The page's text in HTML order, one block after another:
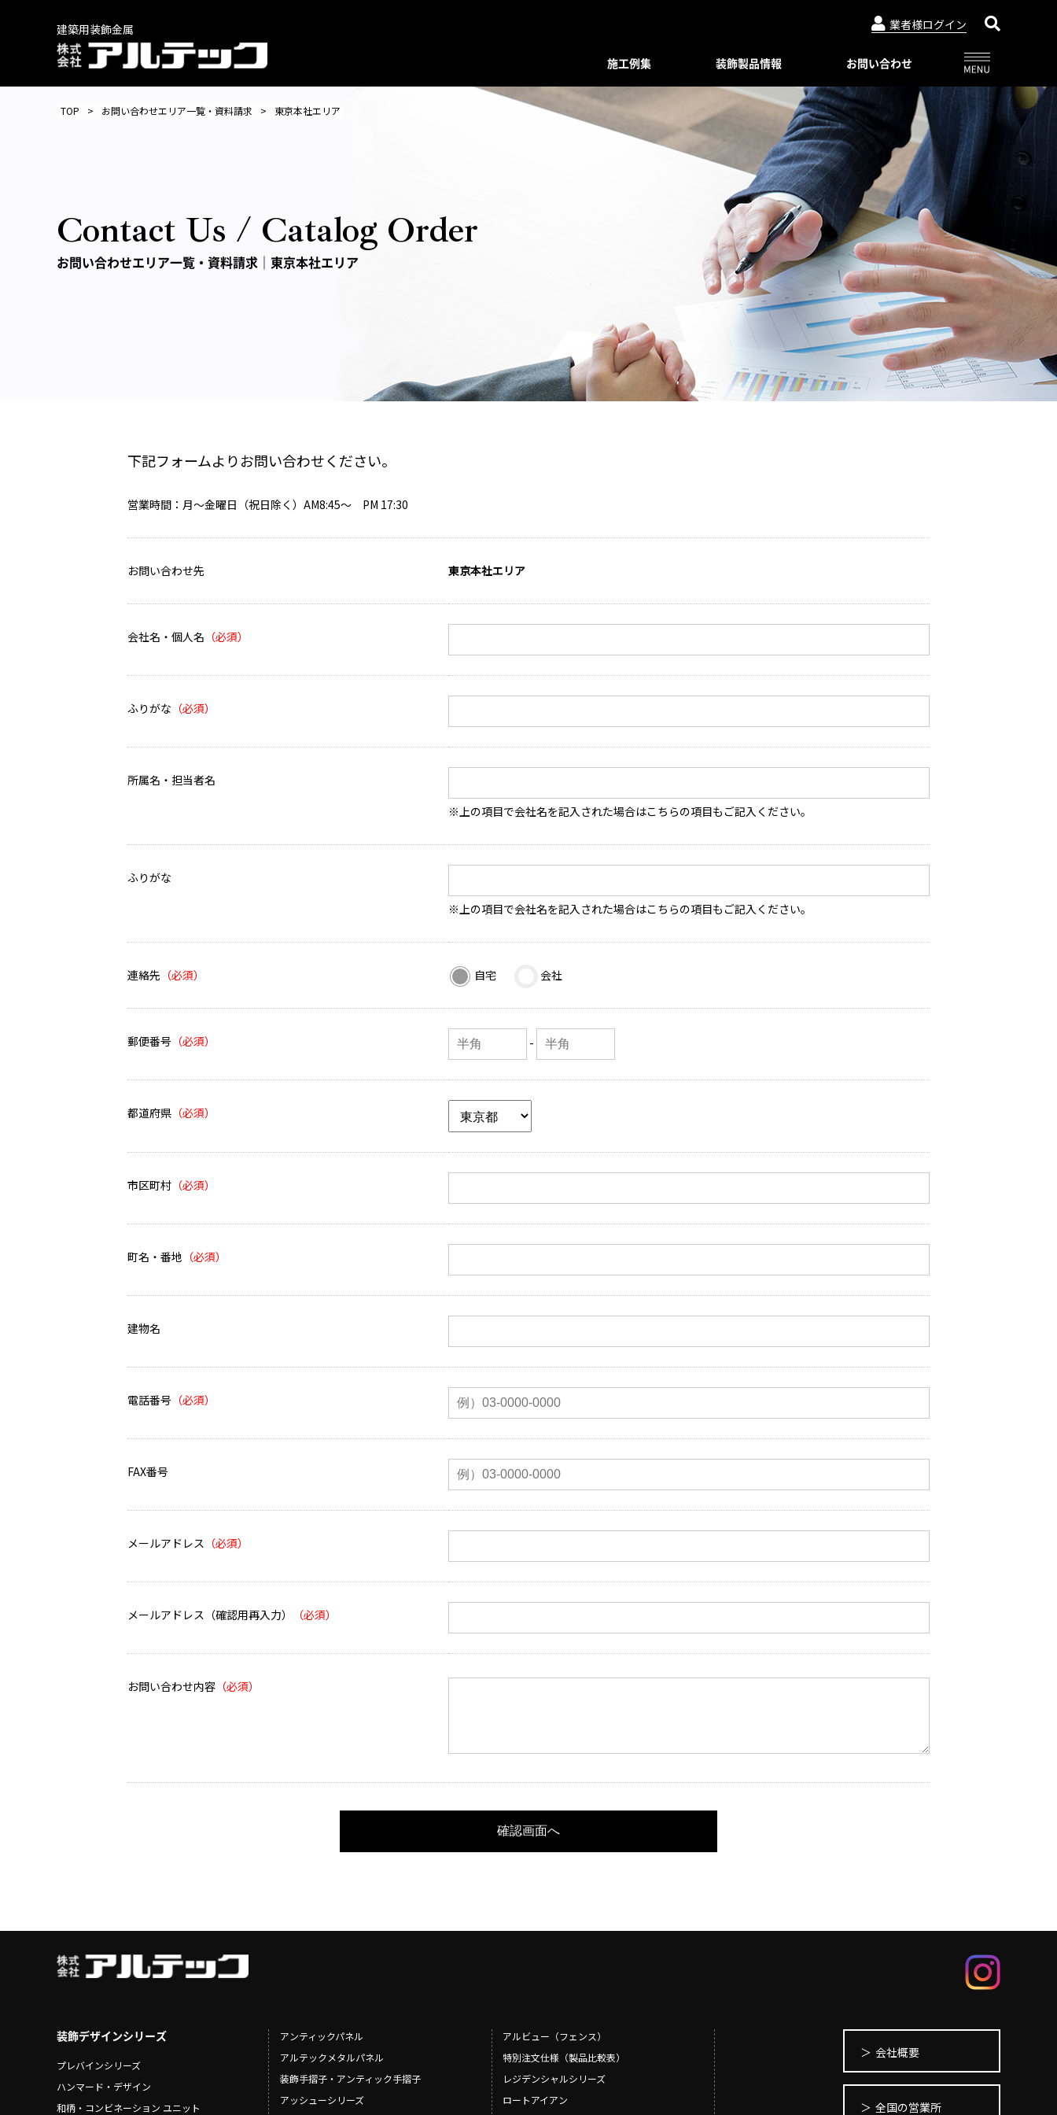
建築用装飾金属 業者様ログイン
施工例集
階段手摺
プレバインシリーズ
ハンマード・デザイン
和柄・コンビネーション ユニット
ホーリーユニットタイプ
和モダンタイプ
アンティックパネル
アルテックメタルパネル
装飾手摺子・アンティック手摺子
アッシューシリーズ
花台シリーズ
T-80・T-85手摺子シリーズ
スライディングゲートL・オートスライ
装飾製品情報
装飾デザインシリーズ
プレバインシリーズ
装飾手摺子・アンティック手摺子
アッシューシリーズ
花台シリーズ
T-80・T-85手摺子シリーズ
アルビュー（フェンス）
特別注文仕様（製品比較表）
レジデンシャルシリーズ
ロートアイアン
スライディングゲートL/オートスライ
ディングゲート L
オートゲートシステム
標準色・色見本
アルテック製品の安全で正しい使い方
お問い合わせ
03-3764-5811 メールでのお問合せ
06-6644-6421 メールでのお問合せ
092-482-8435 メールでのお問合せ
03-3764-5811 メールでのお問合せ
03-3764-5811 メールでのお問合せ
ニュースリリース
会社概要
WEBカタログ一覧
著作権・特許について
プライバシーポリシー
Online shop
アルドレックス
Online shop
アルフェーズ
Aluteck-TOSO
アルテック塗装
TOP お問い合わせエリア一覧・ 資料請求 東京本社エリア
Contact Us / Catalog Order
お問い合わせエリア一覧・ 資料請求｜東京本社エリア
下記フォームよりお問い合わせください。
営業時間：月～金曜日（祝日除く）AM8:45～ PM 17:30
お問い合わせ先 東京本社エリア
会社名・個人名
ふりがな
所属名・担当者名
※上の項目で会社名を記入された場合はこちらの項目もご記入ください。
ふりがな
※上の項目で会社名を記入された場合はこちらの項目もご記入ください。
連絡先 自宅 会社
郵便番号 -
都道府県
市区町村
町名・番地
建物名
電話番号
FAX番号
メールアドレス
メールアドレス（確認用再入力）
お問い合わせ内容
装飾デザインシリーズ
プレバインシリーズ
ハンマード・デザイン
和柄・コンビネーション ユニット
アンティックパネル
アルテックメタルパネル
装飾手摺子・アンティック手摺子
アッシューシリーズ
アルビュー（フェンス）
特別注文仕様（製品比較表）
レジデンシャルシリーズ
ロートアイアン
会社概要
全国の営業所